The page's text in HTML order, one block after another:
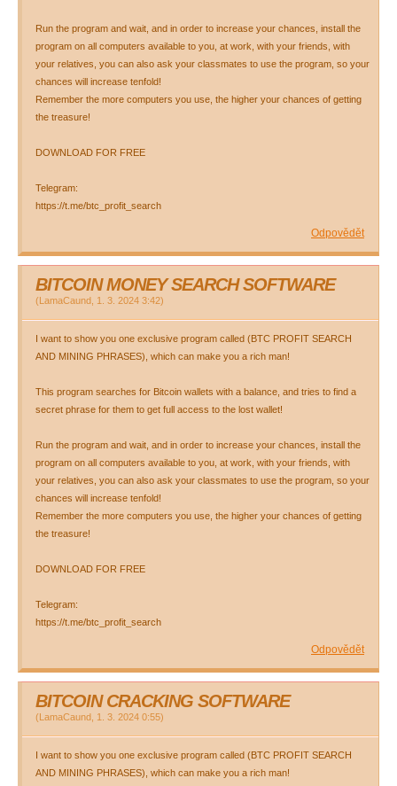
Run the program and wait, and in order to increase your chances, install the
program on all computers available to you, at work, with your friends, with
your relatives, you can also ask your classmates to use the program, so your
chances will increase tenfold!
Remember the more computers you use, the higher your chances of getting
the treasure!
DOWNLOAD FOR FREE
Telegram:
https://t.me/btc_profit_search
Odpovědět
BITCOIN MONEY SEARCH SOFTWARE
(LamaCaund 1. 3. 2024 3:42)
I want to show you one exclusive program called (BTC PROFIT SEARCH
AND MINING PHRASES), which can make you a rich man!
This program searches for Bitcoin wallets with a balance, and tries to find a
secret phrase for them to get full access to the lost wallet!
Run the program and wait, and in order to increase your chances, install the
program on all computers available to you, at work, with your friends, with
your relatives, you can also ask your classmates to use the program, so your
chances will increase tenfold!
Remember the more computers you use, the higher your chances of getting
the treasure!
DOWNLOAD FOR FREE
Telegram:
https://t.me/btc_profit_search
Odpovědět
BITCOIN CRACKING SOFTWARE
(LamaCaund 1. 3. 2024 0:55)
I want to show you one exclusive program called (BTC PROFIT SEARCH
AND MINING PHRASES), which can make you a rich man!